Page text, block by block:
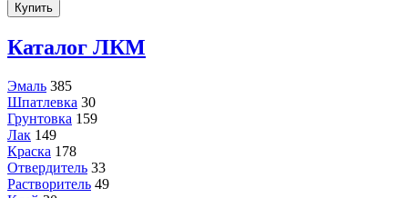
Купить
Каталог ЛКМ
Эмаль 385
Шпатлевка 30
Грунтовка 159
Лак 149
Краска 178
Отвердитель 33
Растворитель 49